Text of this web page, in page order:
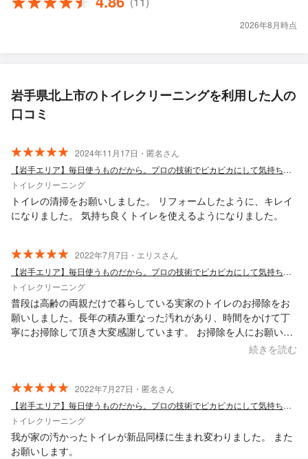
2026年8月時点
岩手県北上市のトイレクリーニングを利用した人の
口コミ
2024年11月17日・匿名さん
【岩手エリア】毎日使うものだから。プロの技術でピカピカにして気持ち良く！
トイレクリーニング
トイレの清掃をお願いしました。 リフォームしたように、キレイ
になりました。 気持ち良くトイレを使えるようになりました。
2022年7月7日・エリスさん
【岩手エリア】毎日使うものだから。プロの技術でピカピカにして気持ち良く！
トイレクリーニング
普段は高齢の両親だけで暮らしている実家のトイレのお掃除をお
願いしました。長年の積み重なった汚れがあり、時間をかけて丁
寧にお掃除して頂き大変感謝しています。 お掃除を人にお願いす
るのを躊躇っていた両親ですが、サンキューさんのお人柄もあ
続きを読む
2022年7月27日・匿名さん
【岩手エリア】毎日使うものだから。プロの技術でピカピカにして気持ち良く！
トイレクリーニング
我が家の汚かったトイレが新品同様に生まれ変わりました。 また
お願いします。